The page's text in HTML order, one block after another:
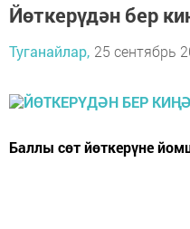
Йөткерүдән бер
Туганайлар, 25 сентябрь
Баллы сөт йөткерүне